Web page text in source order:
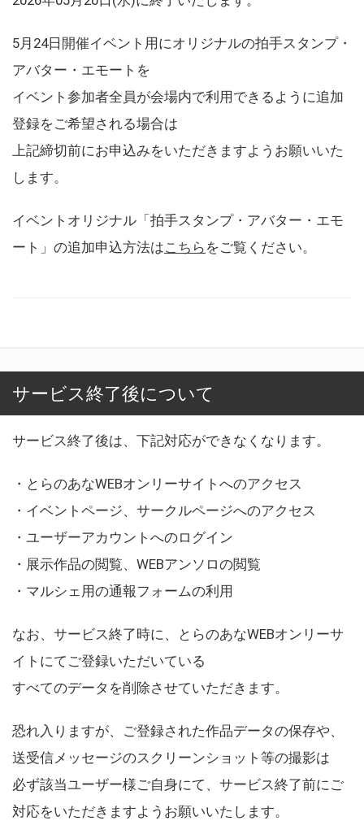
5月24日開催イベント用にオリジナルの拍手スタンプ・
アバター・エモートを
イベント参加者全員が会場内で利用できるように追加
登録をご希望される場合は
上記締切前にお申込みをいただきますようお願いいた
します。
イベントオリジナル「拍手スタンプ・アバター・エモ
ート」の追加申込方法はこちら をご覧ください。
サービス終了後について
サービス終了後は、下記対応ができなくなります。
・とらのあなWEBオンリーサイトへのアクセス
・イベントページ、サークルページへのアクセス
・ユーザーアカウントへのログイン
・展示作品の閲覧、WEBアンソロの閲覧
・マルシェ用の通報フォームの利用
なお、サービス終了時に、とらのあなWEBオンリーサ
イトにてご登録いただいている
すべてのデータを削除させていただきます。
恐れ入りますが、ご登録された作品データの保存や、
送受信メッセージのスクリーンショット等の撮影は
必ず該当ユーザー様ご自身にて、サービス終了前にご
対応をいただきますようお願いいたします。